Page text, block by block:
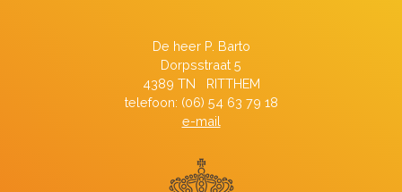
De heer P. Barto
Dorpsstraat 5
4389 TN RITTHEM
telefoon: (06) 54 63 79 18
e-mail